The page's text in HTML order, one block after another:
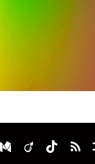
Medium
Viadeo